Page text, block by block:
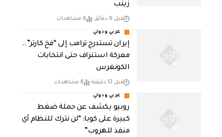
زينب
قبل 6 دقائق 6 مشاهدات
عربي ودولي
إيران تستدرج ترامب إلى “فخ كارتر”..
معركة استنزاف حتى انتخابات
الكونغرس
قبل 12 دقيقة 6 مشاهدات
عربي ودولي
روبيو يكشف عن حملة ضغط
كبيرة على كوبا: “لن نترك للنظام أي
منفذ للهروب”